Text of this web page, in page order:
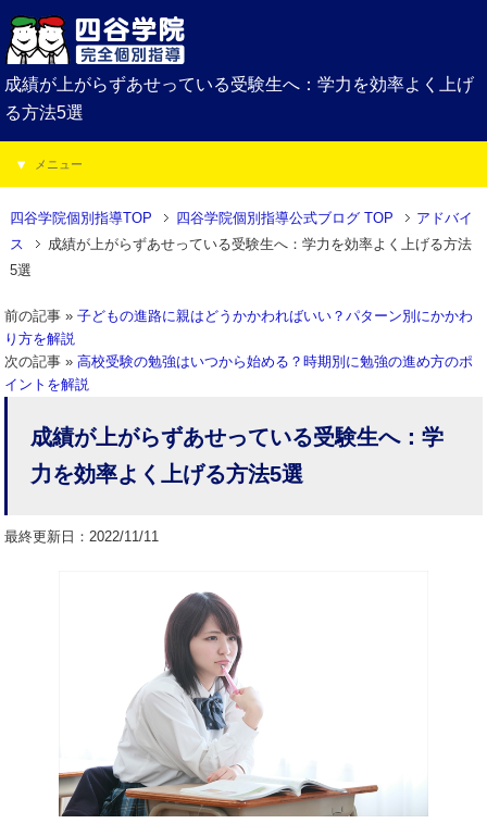
成績が上がらずあせっている受験生へ：学力を効率よく上げ
る方法5選
メニュー
四谷学院個別指導TOP 四谷学院個別指導公式ブログ TOP
アドバイ
ス
成績が上がらずあせっている受験生へ：学力を効率よく上げる方法
5選
前の記事 »子どもの進路に親はどうかかわればいい？パターン別にかかわ
り方を解説
次の記事 »高校受験の勉強はいつから始める？時期別に勉強の進め方のポ
イントを解説
成績が上がらずあせっている受験生へ：学
力を効率よく上げる方法5選
最終更新日：2022/11/11